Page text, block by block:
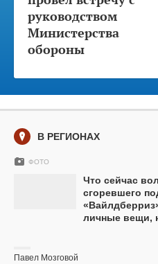
руководством
Министерства
обороны
В РЕГИОНАХ
Что сейчас
сгоревшего
личные вещи,
ФОТО
Павел Мозговой